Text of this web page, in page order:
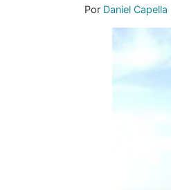
Por Daniel Capella